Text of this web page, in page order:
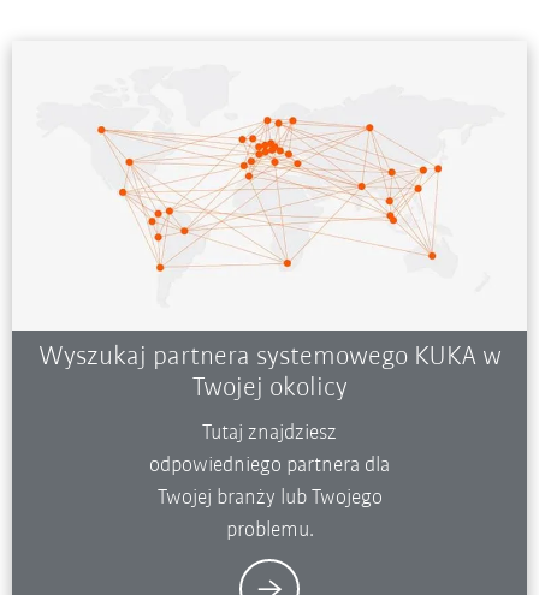
Wyszukaj partnera systemowego KUKA w
Twojej okolicy
Tutaj znajdziesz
odpowiedniego partnera dla
Twojej branży lub Twojego
problemu.